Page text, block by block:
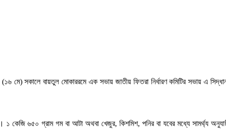
মে) সকালে বায়তুল মোকাররমে এক সভায় জাতীয় ফিতরা নির্ধারণ কমিটির সভায় এ
কেজি ৬৫০ গ্রাম গম বা আটা অথবা খেজুর, কিশমিশ, পনির বা যবের মধ্যে সামর্থ্য